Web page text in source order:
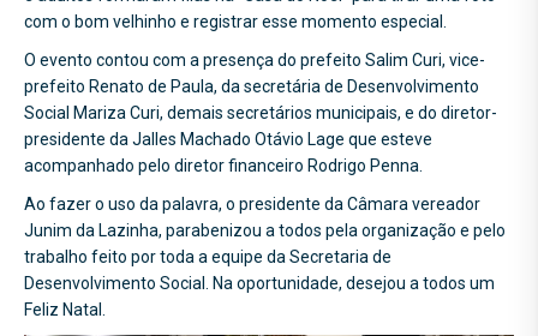
com o bom velhinho e registrar esse momento especial.
O evento contou com a presença do prefeito Salim Curi, vice-
prefeito Renato de Paula, da secretária de Desenvolvimento
Social Mariza Curi, demais secretários municipais, e do diretor-
presidente da Jalles Machado Otávio Lage que esteve
acompanhado pelo diretor financeiro Rodrigo Penna.
Ao fazer o uso da palavra, o presidente da Câmara vereador
Junim da Lazinha, parabenizou a todos pela organização e pelo
trabalho feito por toda a equipe da Secretaria de
Desenvolvimento Social. Na oportunidade, desejou a todos um
Feliz Natal.